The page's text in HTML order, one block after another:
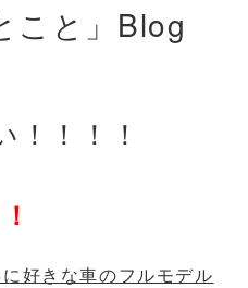
こと」Blog
！！！！
好きな車のフルモデル